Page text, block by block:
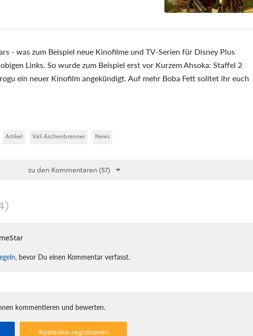
- was zum Beispiel neue Kinofilme und TV-Serien für Disney Plus
Links. So wurde zum Beispiel erst vor Kurzem Ahsoka: Staffel 2
ein neuer Kinofilm angekündigt. Auf mehr Boba Fett solltet ihr euch
Artikel Vali Aschenbrenner News
zu den Kommentaren (57)
, bevor Du einen Kommentar verfasst.
kommentieren und bewerten.
Kostenlos registrieren